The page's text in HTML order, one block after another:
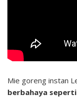
Mie goreng instan
berbahaya